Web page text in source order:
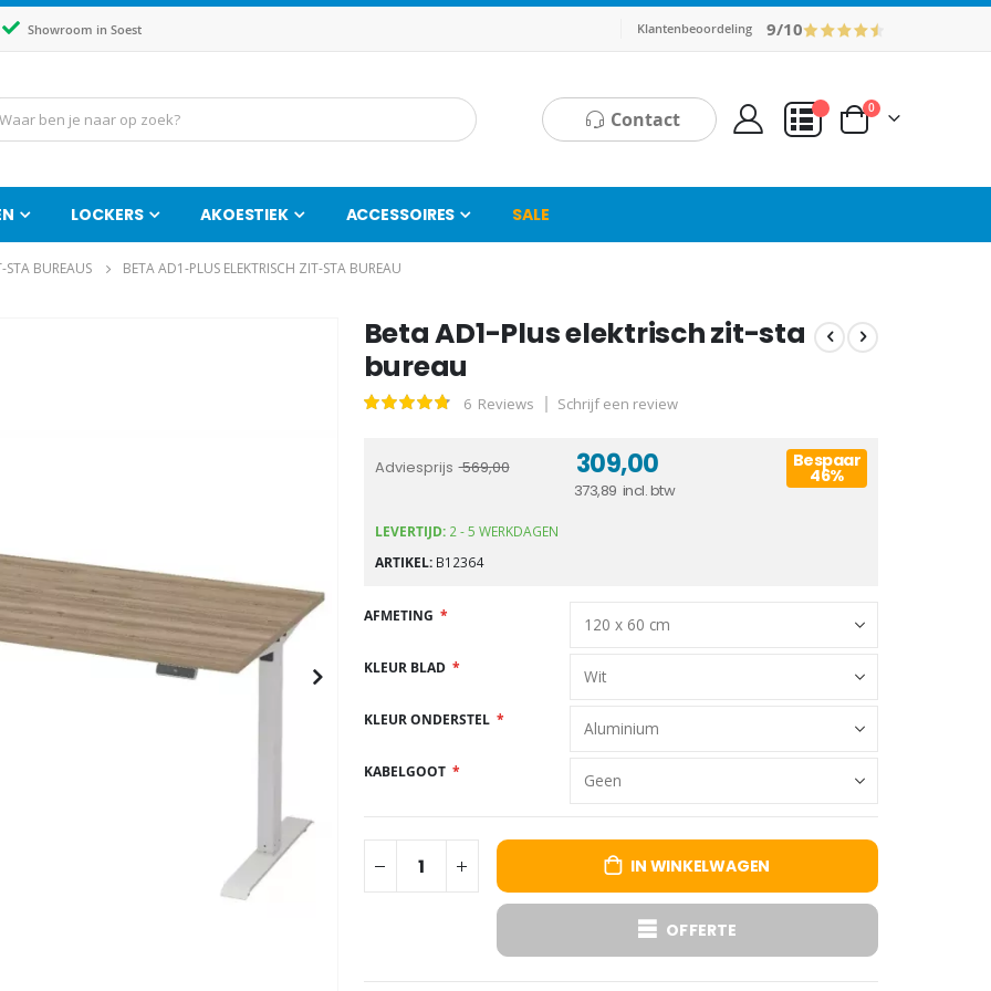
Showroom in Soest Klantenbeoordeling 9/10
Contact Cart
0producten
LOCKERS AKOESTIEK ACCESSOIRES SALE
STA BUREAUS BETA AD1-PLUS ELEKTRISCH ZIT-STA BUREAU
naar
begin
Beta AD1-Plus elektrisch zit-sta
bureau
Waardering: 6 Reviews Schrijf een review
Adviesprijs 569,00
373,89
309,00 Bespaar
46%
LEVERTIJD: 2 - 5 WERKDAGEN
ARTIKEL B12364
AFMETING
KLEUR BLAD
KLEUR ONDERSTEL
KABELGOOT
IN WINKELWAGEN
OFFERTE